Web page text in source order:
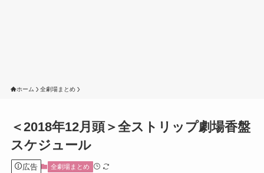
ホーム 全劇場まとめ
＜2018年12月頭＞全ストリップ劇場香盤
スケジュール
広告 全劇場まとめ